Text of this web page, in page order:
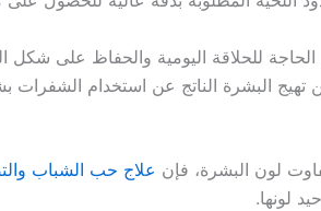
الحاجة للحلاقة اليومية والحفاظ على
تهيج البشرة الناتج عن استخدام الشفرات
لون البشرة، فإن علاج حب الشباب
لونها.